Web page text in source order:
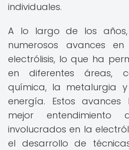
individuales.
A lo largo de los
numerosos avances
electrólisis, lo que ha
en diferentes áreas,
química, la metalurgia
energía. Estos
mejor entendimiento
involucrados en la
el desarrollo de